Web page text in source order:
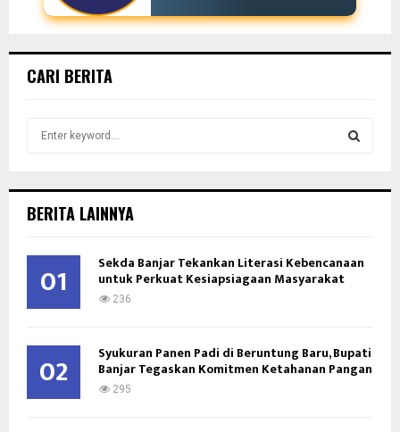
CARI BERITA
h
o
H
BERITA LAINNYA
01 Sekda Banjar Tekankan Literasi Kebencanaan
untuk Perkuat Kesiapsiagaan Masyarakat
236
02 Syukuran Panen Padi di Beruntung Baru, Bupati
Banjar Tegaskan Komitmen Ketahanan Pangan
295